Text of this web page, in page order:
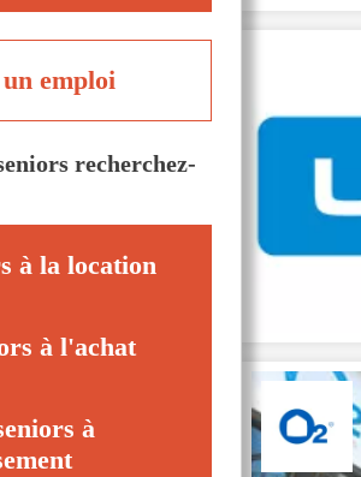
emploi
recherchez-
à la location
à l'achat
à